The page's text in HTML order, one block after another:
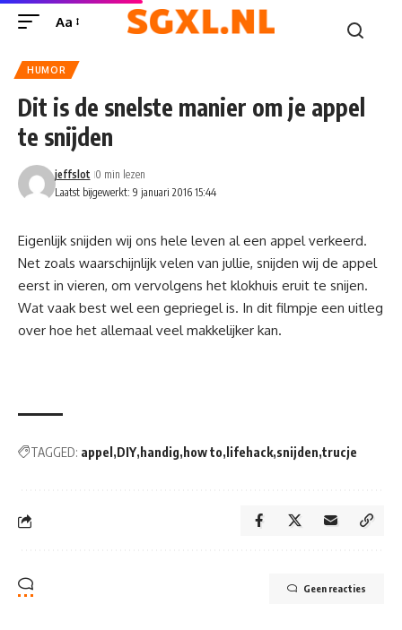
Aa
HUMOR
Dit is de snelste manier om je appel
te snijden
Laatst bijgewerkt: 9 januari 2016 15:44
jeffslot 0 min lezen
Eigenlijk snijden wij ons hele leven al een appel verkeerd.
Net zoals waarschijnlijk velen van jullie, snijden wij de appel
eerst in vieren, om vervolgens het klokhuis eruit te snijen.
Wat vaak best wel een gepriegel is. In dit filmpje een uitleg
over hoe het allemaal veel makkelijker kan.
TAGGED: appel DIY handig how to lifehack snijden trucje
Geen reacties